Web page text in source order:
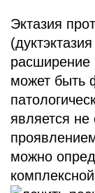
Эктазия
расширение
может быть
является
можно